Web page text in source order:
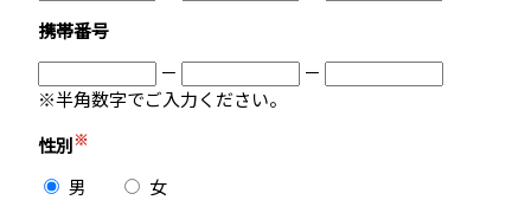
携帯番号
－
－
※半角数字でご入力ください。
性別※
男
女